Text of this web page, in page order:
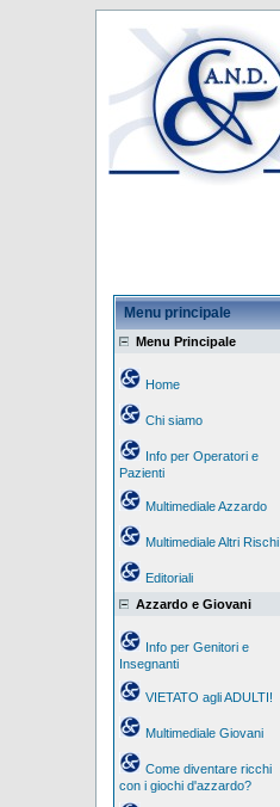
Menu principale
Menu Principale
Home
Chi siamo
Info per Operatori e
Pazienti
Multimediale Azzardo
Multimediale Altri Rischi
Editoriali
Azzardo e Giovani
Info per Genitori e
Insegnanti
VIETATO agli ADULTI!
Multimediale Giovani
Come diventare ricchi
con i giochi d'azzardo?